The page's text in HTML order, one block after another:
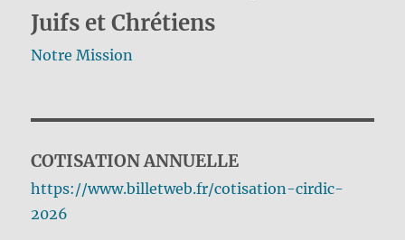
Juifs et Chrétiens
Notre Mission
COTISATION ANNUELLE
https://www.billetweb.fr/cotisation-cirdic-
2026